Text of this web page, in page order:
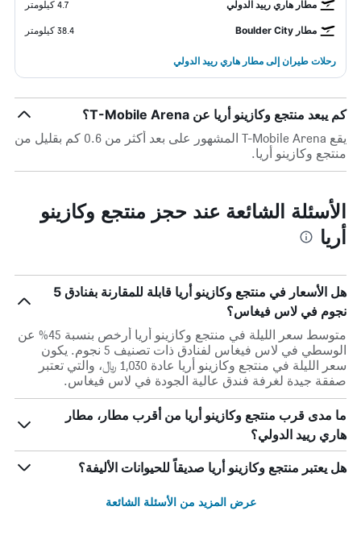
مطار هاري رييد الدولي 4.7 كيلومتر
مطار Boulder City 38.4 كيلومتر
رحلات طيران إلى مطار هاري رييد الدولي
كم يبعد منتجع وكازينو أريا عن T-Mobile Arena؟
يقع T-Mobile Arena المشهور على بعد أكثر من 0.6 كم بقليل من
منتجع وكازينو أريا.
الأسئلة الشائعة عند حجز منتجع وكازينو
أريا
هل الأسعار في منتجع وكازينو أريا قابلة للمقارنة بفنادق 5
نجوم في لاس فيغاس؟
متوسط سعر الليلة في منتجع وكازينو أريا أرخص بنسبة 45% عن
الوسطي في لاس فيغاس لفنادق ذات تصنيف 5 نجوم. يكون
سعر الليلة في منتجع وكازينو أريا عادة 1,030 ﷼، والتي تعتبر
صفقة جيدة لغرفة فندق عالية الجودة في لاس فيغاس.
ما مدى قرب منتجع وكازينو أريا من أقرب مطار، مطار
هاري رييد الدولي؟
هل يعتبر منتجع وكازينو أريا صديقاً للحيوانات الأليفة؟
عرض المزيد من الأسئلة الشائعة